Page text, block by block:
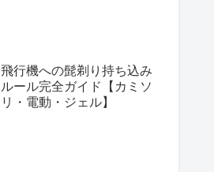
飛行機への髭剃り持ち込み
ルール完全ガイド【カミソ
リ・電動・ジェル】